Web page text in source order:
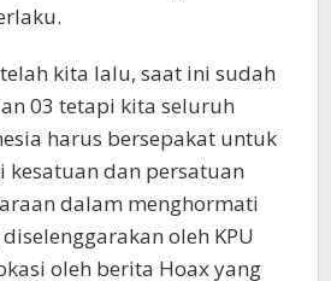
kita lalu, saat ini sudah
03 tetapi kita seluruh
harus bersepakat untuk
dan persatuan
dalam menghormati
oleh KPU
oleh berita Hoax yang